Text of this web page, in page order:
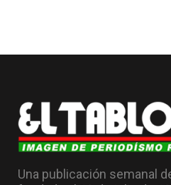
Una publicación semanal